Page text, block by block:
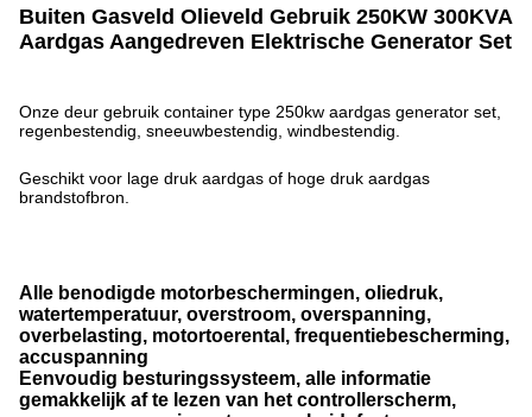
Buiten Gasveld Olieveld Gebruik 250KW 300KVA
Aardgas Aangedreven Elektrische Generator Set
Onze deur gebruik container type 250kw aardgas generator set,
regenbestendig, sneeuwbestendig, windbestendig.
Geschikt voor lage druk aardgas of hoge druk aardgas
brandstofbron.
Alle benodigde motorbeschermingen, oliedruk,
watertemperatuur, overstroom, overspanning,
overbelasting, motortoerental, frequentiebescherming,
accuspanning
Eenvoudig besturingssysteem, alle informatie
gemakkelijk af te lezen van het controllerscherm,